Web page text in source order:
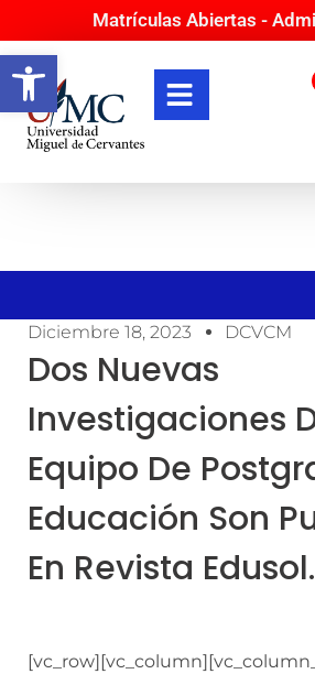
Abrir barra de
Matrículas Abiertas -
Diciembre 18, 2023 DCVCM
Dos Nuevas
Investigaciones
Equipo De
Educación Son
En Revista Edusol.